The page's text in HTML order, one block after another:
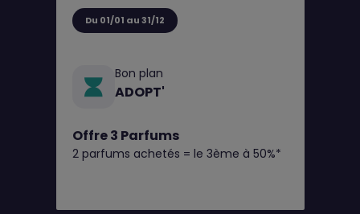
Du 01/01 au 31/12
Bon plan
ADOPT'
Offre 3 Parfums
2 parfums achetés = le 3ème à 50%*